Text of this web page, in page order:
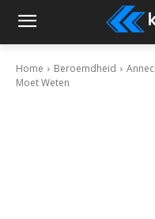
Home Beroemdheid
Moet Weten